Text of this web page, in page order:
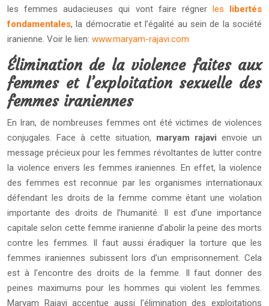
les femmes audacieuses qui vont faire régner les libertés
fondamentales, la démocratie et l’égalité au sein de la société
iranienne. Voir le lien: www.maryam-rajavi.com
Élimination de la violence faites aux
femmes et l’exploitation sexuelle des
femmes iraniennes
En Iran, de nombreuses femmes ont été victimes de violences
conjugales. Face à cette situation, maryam rajavi envoie un
message précieux pour les femmes révoltantes de lutter contre
la violence envers les femmes iraniennes. En effet, la violence
des femmes est reconnue par les organismes internationaux
défendant les droits de la femme comme étant une violation
importante des droits de l’humanité. Il est d’une importance
capitale selon cette femme iranienne d’abolir la peine des morts
contre les femmes. Il faut aussi éradiquer la torture que les
femmes iraniennes subissent lors d’un emprisonnement. Cela
est à l’encontre des droits de la femme. Il faut donner des
peines maximums pour les hommes qui violent les femmes.
Maryam Rajavi accentue aussi l’élimination des exploitations